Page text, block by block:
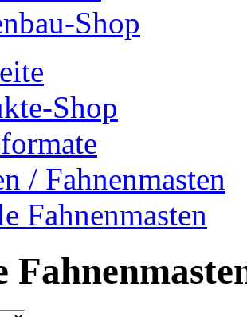
Shop
Shop
/ Fahnenmasten
Fahnenmasten